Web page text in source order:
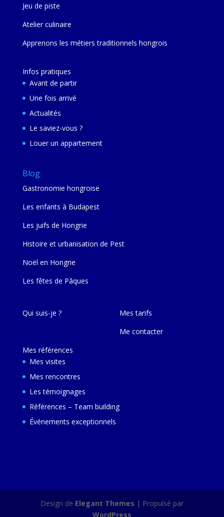
Jeu de piste
Atelier culinaire
Apprenons les métiers traditionnels hongrois
Infos pratiques
Avant de partir
Une fois arrivé
Actualités
Le saviez-vous ?
Louer un appartement
Blog
Gastronomie hongroise
Les enfants à Budapest
Les juifs de Hongrie
Histoire et urbanisation de Pest
Noël en Hongrie
Les fêtes de Pâques
Qui suis-je ?
Mes références
Mes visites
Mes rencontres
Les témoignages
Références – Team building
Événements exceptionnels
Mes tarifs
Me contacter
Design de Elegant Themes | Propulsé par
WordPress